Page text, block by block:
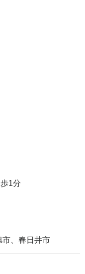
1分
市、春日井市